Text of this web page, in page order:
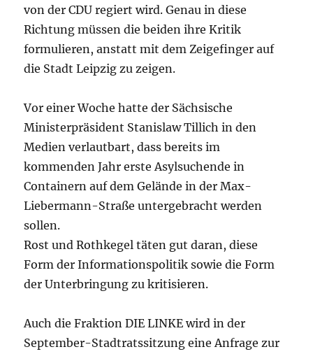
von der CDU regiert wird. Genau in diese
Richtung müssen die beiden ihre Kritik
formulieren, anstatt mit dem Zeigefinger auf
die Stadt Leipzig zu zeigen.
Vor einer Woche hatte der Sächsische
Ministerpräsident Stanislaw Tillich in den
Medien verlautbart, dass bereits im
kommenden Jahr erste Asylsuchende in
Containern auf dem Gelände in der Max-
Liebermann-Straße untergebracht werden
sollen.
Rost und Rothkegel täten gut daran, diese
Form der Informationspolitik sowie die Form
der Unterbringung zu kritisieren.
Auch die Fraktion DIE LINKE wird in der
September-Stadtratssitzung eine Anfrage zur